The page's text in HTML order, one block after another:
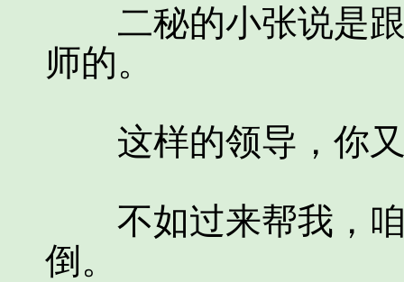
二秘的小张说是跟
师的。
这样的领导，你又
不如过来帮我，咱
倒。